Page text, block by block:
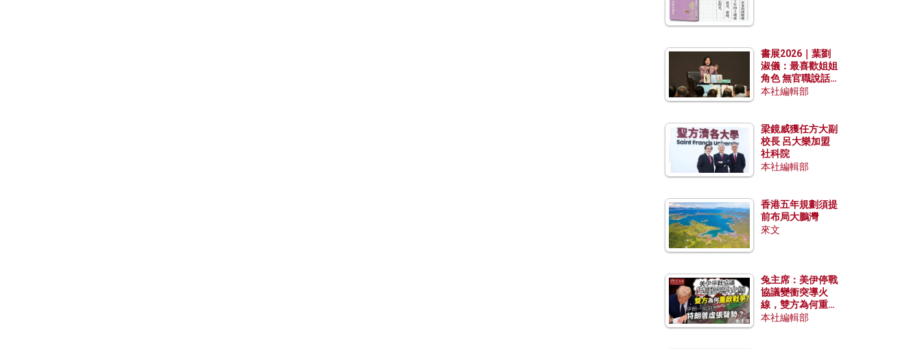
書展2026｜葉劉
淑儀：最喜歡姐姐
角色 無官職說話
包袱少
本社編輯部
梁鏡威獲任方大副
校長 呂大樂加盟
社科院
本社編輯部
香港五年規劃須提
前布局大鵬灣
來文
兔主席：美伊停戰
協議變衝突導火
線，雙方為何重啟
戰爭？伊朗一早洞
本社編輯部